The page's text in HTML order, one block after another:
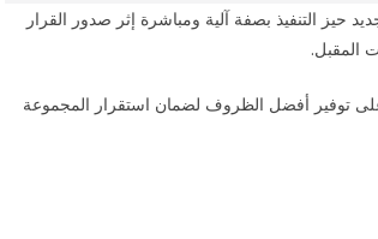
حيز التنفيذ بصفة آلية ومباشرة إثر صدور القرار
المقبل.
على توفير أفضل الظروف لضمان استقرار المجموعة